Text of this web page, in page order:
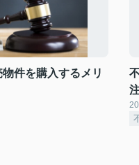
件を購入するメリ